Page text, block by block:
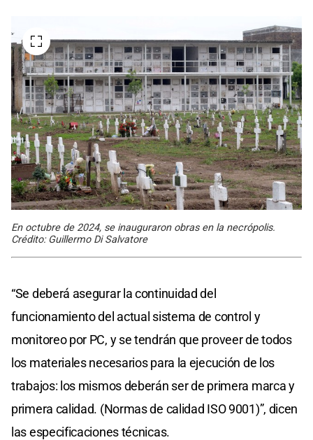
En octubre de 2024, se inauguraron obras en la necrópolis.
Crédito: Guillermo Di Salvatore
“Se deberá asegurar la continuidad del
funcionamiento del actual sistema de control y
monitoreo por PC, y se tendrán que proveer de todos
los materiales necesarios para la ejecución de los
trabajos: los mismos deberán ser de primera marca y
primera calidad. (Normas de calidad ISO 9001)”, dicen
las especificaciones técnicas.